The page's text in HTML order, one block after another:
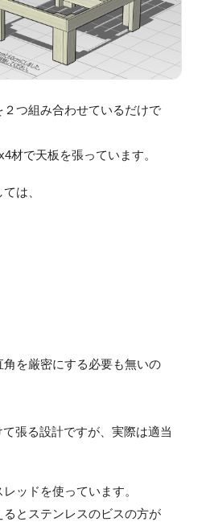
つ組み合わせているだけで
材で天板を張っています。
は、
を厳密にする必要も無いの
張る設計ですが、実際は適当
ッドを使っています。
とステンレスのビスの方が